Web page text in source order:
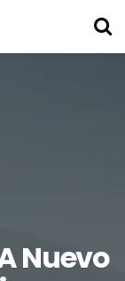
Nuevo